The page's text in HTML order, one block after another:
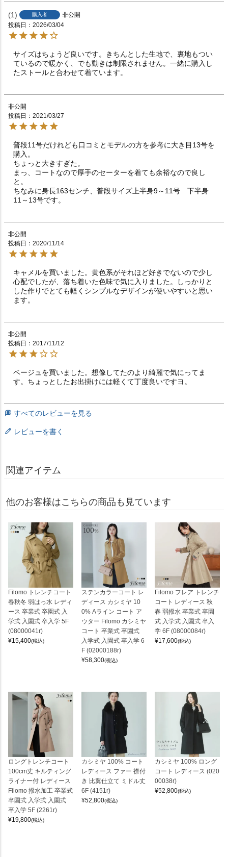
1 購入者
非公開
投稿日
2026/03/04
サイズはちょうど良いです。きちんとした生地で、裏地もつい
ているので暖かく、でも動きは制限されません。一緒に購入し
たストールと合わせて着ています。
非公開
投稿日
2021/03/27
普段11号だけれども口コミとモデルの方を参考に大き目13号を
購入。
ちょっと大きすぎた。
まっ、コートなので厚手のセーターを着ても余裕なので良し
と。
ちなみに身長163センチ、普段サイズ上半身9～11号　下半身
11～13号です。
非公開
投稿日
2020/11/14
キャメルを買いました。黄色系がそれほど好きでないので少し
心配でしたが、落ち着いた色味で気に入りました。しっかりと
した作りでとても軽くシンプルなデザインが使いやすいと思い
ます。
非公開
投稿日
2017/11/12
ベージュを買いました。想像してたのより綺麗で気にってま
す。ちょっとしたお出掛けには軽くて丁度良いですヨ。
すべてのレビューを見る
レビューを書く
関連アイテム
他のお客様はこちらの商品も見ています
Filomo トレンチコート
春秋冬 弱はっ水 レディ
ース 卒業式 卒園式 入
学式 入園式 卒入学 5F
(08000041r)
¥15,400(税込)
ステンカラーコート レ
ディース カシミヤ 10
0% Aライン コート ア
ウター Filomo カシミヤ
コート 卒業式 卒園式
入学式 入園式 卒入学 6
F (02000188r)
¥58,300(税込)
Filomo フレア トレンチ
コート レディース 秋
春 弱撥水 卒業式 卒園
式 入学式 入園式 卒入
学 6F (08000084r)
¥17,600(税込)
ロングトレンチコート
100cm丈 キルティング
ライナー付 レディース
Filomo 撥水加工 卒業式
卒園式 入学式 入園式
卒入学 5F (2261r)
¥19,800(税込)
カシミヤ 100% コート
レディース ファー 襟付
き 比翼仕立て ミドル丈
6F (4151r)
¥52,800(税込)
カシミヤ 100% ロング
コート レディース (020
00038r)
¥52,800(税込)